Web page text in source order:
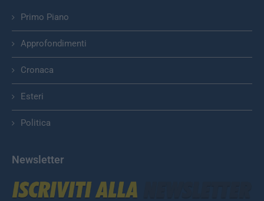
Primo Piano
Approfondimenti
Cronaca
Esteri
Politica
Newsletter